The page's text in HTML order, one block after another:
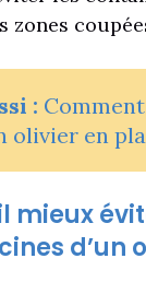
zones
:
olivier en
mieux
d’un